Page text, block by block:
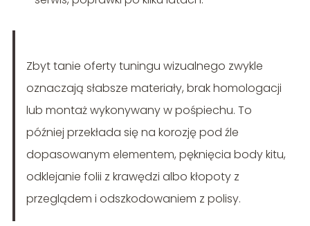
Zbyt tanie oferty tuningu wizualnego zwykle
oznaczają słabsze materiały, brak homologacji
lub montaż wykonywany w pośpiechu. To
później przekłada się na korozję pod źle
dopasowanym elementem, pęknięcia body kitu,
odklejanie folii z krawędzi albo kłopoty z
przeglądem i odszkodowaniem z polisy.